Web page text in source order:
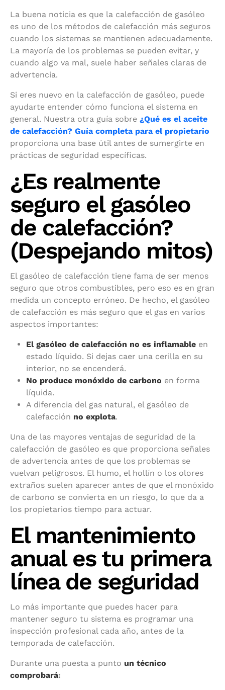
La buena noticia es que la calefacción de gasóleo
es uno de los métodos de calefacción más seguros
cuando los sistemas se mantienen adecuadamente.
La mayoría de los problemas se pueden evitar, y
cuando algo va mal, suele haber señales claras de
advertencia.
Si eres nuevo en la calefacción de gasóleo, puede
ayudarte entender cómo funciona el sistema en
general. Nuestra otra guía sobre ¿Qué es el aceite
de calefacción? Guía completa para el propietario
proporciona una base útil antes de sumergirte en
prácticas de seguridad específicas.
¿Es realmente
seguro el gasóleo
de calefacción?
(Despejando mitos)
El gasóleo de calefacción tiene fama de ser menos
seguro que otros combustibles, pero eso es en gran
medida un concepto erróneo. De hecho, el gasóleo
de calefacción es más seguro que el gas en varios
aspectos importantes:
El gasóleo de calefacción no es inflamable en
estado líquido. Si dejas caer una cerilla en su
interior, no se encenderá.
No produce monóxido de carbono en forma
líquida.
A diferencia del gas natural, el gasóleo de
calefacción no explota.
Una de las mayores ventajas de seguridad de la
calefacción de gasóleo es que proporciona señales
de advertencia antes de que los problemas se
vuelvan peligrosos. El humo, el hollín o los olores
extraños suelen aparecer antes de que el monóxido
de carbono se convierta en un riesgo, lo que da a
los propietarios tiempo para actuar.
El mantenimiento
anual es tu primera
línea de seguridad
Lo más importante que puedes hacer para
mantener seguro tu sistema es programar una
inspección profesional cada año, antes de la
temporada de calefacción.
Durante una puesta a punto un técnico
comprobará: